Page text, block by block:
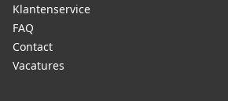
Klantenservice
FAQ
Contact
Vacatures